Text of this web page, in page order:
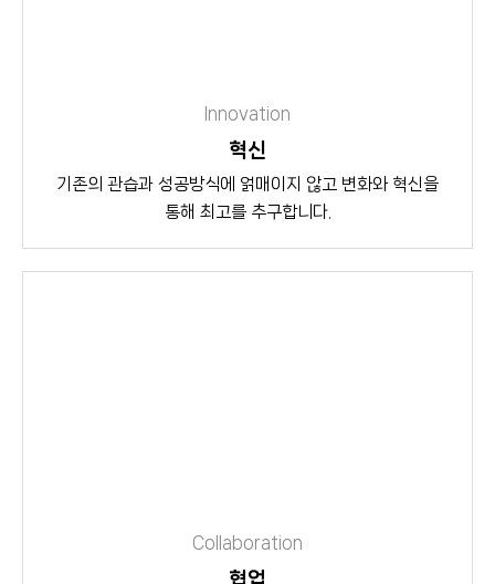
Innovation
혁신
기존의 관습과 성공방식에 얽매이지 않고 변화와 혁신을
통해 최고를 추구합니다.
Collaboration
협업